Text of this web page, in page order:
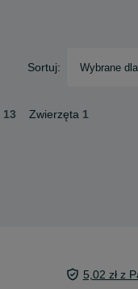
Sortuj: Wybrane
13 Zwierzęta 1
5,02 zł z